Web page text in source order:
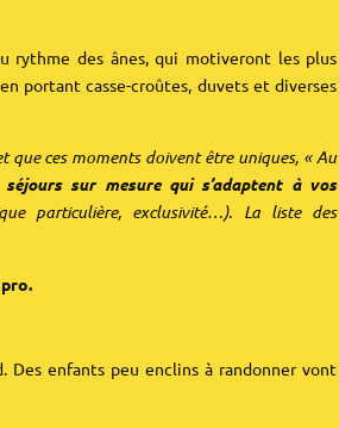
rythme des ânes, qui motiveront les plus
portant casse-croûtes, duvets et diverses
ces moments doivent être uniques, « Au
séjours sur mesure qui s’adaptent à vos
particulière, exclusivité…). La liste des
Des enfants peu enclins à randonner vont